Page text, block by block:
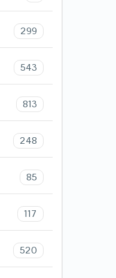
299
543
813
248
85
117
520